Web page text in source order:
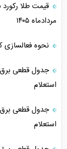
مردادماه ۱۴۰۵
نحوه
استعلام
استعلام